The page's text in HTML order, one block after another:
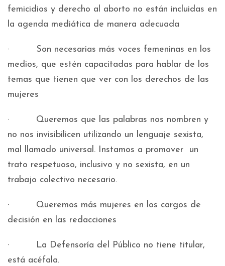
femicidios y derecho al aborto no están incluidas en
la agenda mediática de manera adecuada
· Son necesarias más voces femeninas en los
medios, que estén capacitadas para hablar de los
temas que tienen que ver con los derechos de las
mujeres
· Queremos que las palabras nos nombren y
no nos invisibilicen utilizando un lenguaje sexista,
mal llamado universal. Instamos a promover un
trato respetuoso, inclusivo y no sexista, en un
trabajo colectivo necesario.
· Queremos más mujeres en los cargos de
decisión en las redacciones
· La Defensoría del Público no tiene titular,
está acéfala.